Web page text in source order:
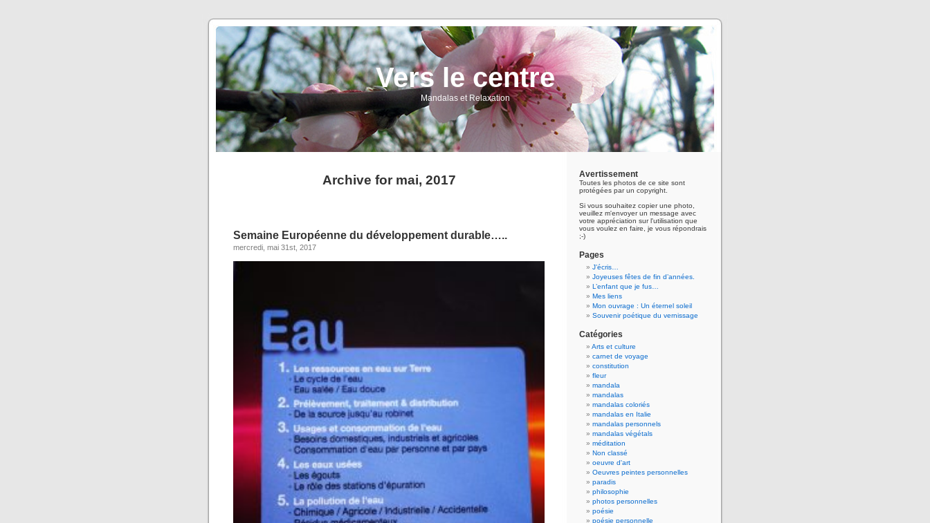
Vers le centre
Mandalas et Relaxation
Archive for mai, 2017
Semaine Européenne du développement durable…..
mercredi, mai 31st, 2017
Avertissement
Toutes les photos de ce site sont
protégées par un copyright.
Si vous souhaitez copier une photo,
veuillez m'envoyer un message avec
votre appréciation sur l'utilisation que
vous voulez en faire, je vous répondrais
;-)
Pages
J’écris…
Joyeuses fêtes de fin d’années.
L’enfant que je fus…
Mes liens
Mon ouvrage : Un éternel soleil
Souvenir poétique du vernissage
Catégories
Arts et culture
carnet de voyage
constitution
fleur
mandala
mandalas
mandalas coloriés
mandalas en Italie
mandalas personnels
mandalas végétals
méditation
Non classé
oeuvre d'art
Oeuvres peintes personnelles
paradis
philosophie
photos personnelles
poésie
poésie personnelle